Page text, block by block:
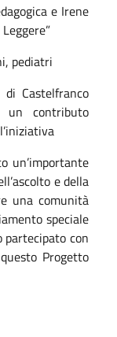
e Irene
pediatri
Castelfranco
un contributo
un’importante
e della
una comunità
speciale
con
Progetto